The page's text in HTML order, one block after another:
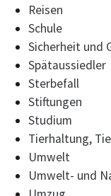
Reisen
Schule
Sicherheit und
Spätaussiedler
Sterbefall
Stiftungen
Studium
Tierhaltung,
Umwelt
Umwelt- und